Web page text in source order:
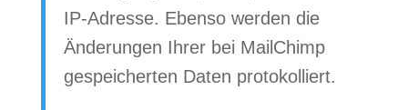
IP-Adresse. Ebenso werden die
Änderungen Ihrer bei MailChimp
gespeicherten Daten protokolliert.